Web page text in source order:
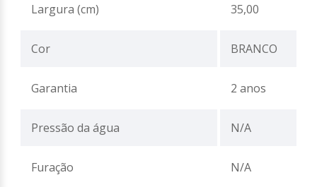
Largura (cm) 35,00
Cor BRANCO
Garantia 2 anos
Pressão da água N/A
Furação N/A